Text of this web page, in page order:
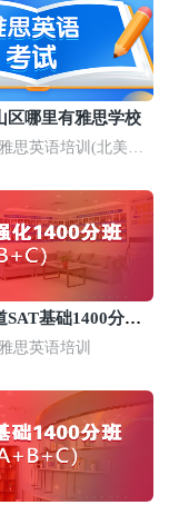
区哪里有雅思学校
思英语培训(北美校
SAT基础1400分培
思英语培训